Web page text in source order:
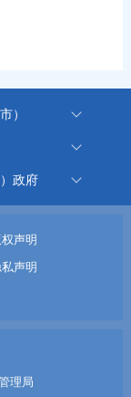
）
政府
权声明
声明
理局